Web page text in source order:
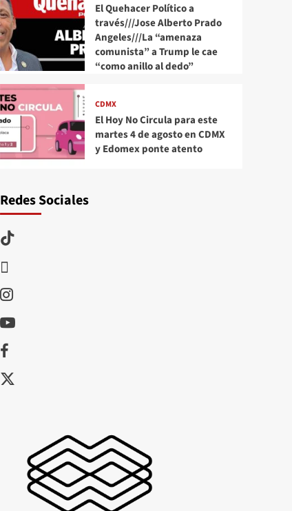
El Quehacer Político a
través///Jose Alberto Prado
Angeles///La “amenaza
comunista” a Trump le cae
“como anillo al dedo”
CDMX
El Hoy No Circula para este
martes 4 de agosto en CDMX
y Edomex ponte atento
Redes Sociales
TikTok
Instagram
Youtube
Facebook
X